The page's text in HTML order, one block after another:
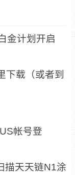
金计划开启
下载（或者到
帐号登
描天天链N1涂